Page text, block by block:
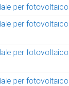
per
per
per
per